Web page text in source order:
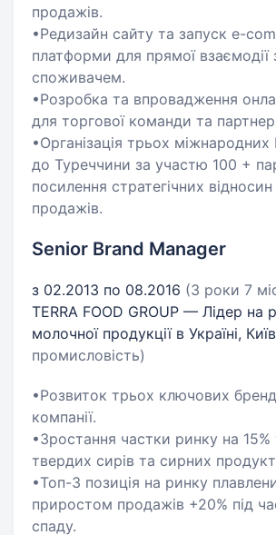
продажів.
•Редизайн сайту та запуск e-
платформи для прямої взаємодії
споживачем.
•Розробка та впровадження
для торгової команди та
•Організація трьох міжнародних
до Туреччини за участю 100 +
посилення стратегічних
продажів.
Senior Brand Manager
з 02.2013 по 08.2016 (3 роки 7
TERRA FOOD GROUP — Лідер на
молочної продукції в Україні, Київ
промисловість)
•Розвиток трьох ключових
компанії.
•Зростання частки ринку на 15%
твердих сирів та сирних
•Топ-3 позиція на ринку
приростом продажів +20% під
спаду.